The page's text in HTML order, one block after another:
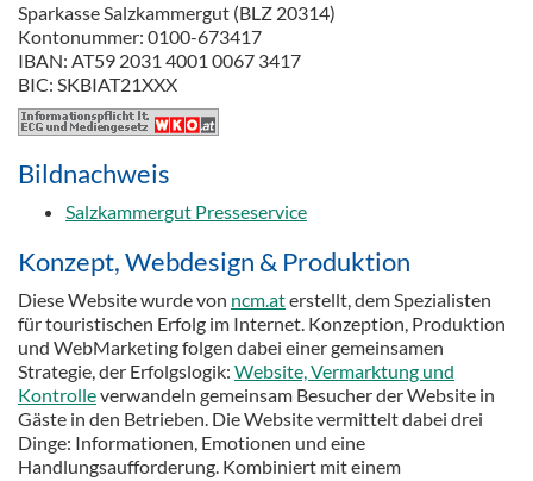
Sparkasse Salzkammergut (BLZ 20314)
Kontonummer: 0100-673417
IBAN: AT59 2031 4001 0067 3417
BIC: SKBIAT21XXX
Bildnachweis
Salzkammergut Presseservice
Konzept, Webdesign & Produktion
Diese Website wurde von ncm.aterstellt, dem Spezialisten
für touristischen Erfolg im Internet. Konzeption, Produktion
und WebMarketing folgen dabei einer gemeinsamen
Strategie, der Erfolgslogik: Website, Vermarktung und
Kontrolleverwandeln gemeinsam Besucher der Website in
Gäste in den Betrieben. Die Website vermittelt dabei drei
Dinge: Informationen, Emotionen und eine
Handlungsaufforderung. Kombiniert mit einem